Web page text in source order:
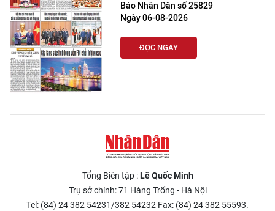
Báo Nhân Dân số 25829
Ngày 06-08-2026
ĐỌC NGAY
Tổng Biên tập :Lê Quốc Minh
Trụ sở chính: 71 Hàng Trống - Hà Nội
Tel: (84) 24 382 54231/382 54232 Fax: (84) 24 382 55593.